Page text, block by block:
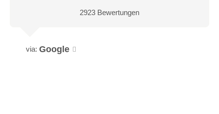
2923 Bewertungen
via: Google